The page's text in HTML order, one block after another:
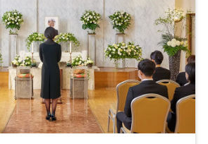
崇規
S様からいただいた